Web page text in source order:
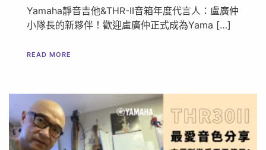
Yamaha靜音吉他&THR-II音箱年度代言人：盧廣仲
小隊長的新夥伴！歡迎盧廣仲正式成為Yama […]
READ MORE